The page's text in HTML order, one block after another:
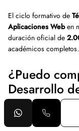
El ciclo formativo de
Aplicaciones Weben
duración oficial de
académicos completos.
¿Puedo
Desarrollo
Online con
adicionales?